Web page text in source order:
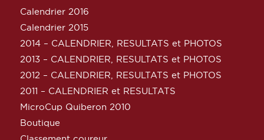
Calendrier 2016
Calendrier 2015
2014 – CALENDRIER, RESULTATS et PHOTOS
2013 – CALENDRIER, RESULTATS et PHOTOS
2012 – CALENDRIER, RESULTATS et PHOTOS
2011 – CALENDRIER et RESULTATS
MicroCup Quiberon 2010
Boutique